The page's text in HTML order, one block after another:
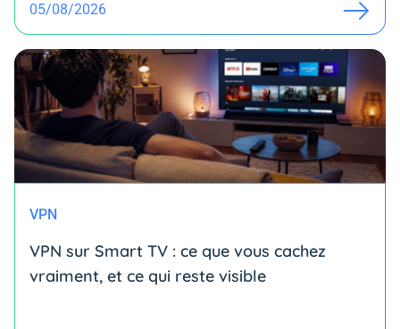
05/08/2026
VPN
VPN sur Smart TV : ce que vous cachez
vraiment, et ce qui reste visible